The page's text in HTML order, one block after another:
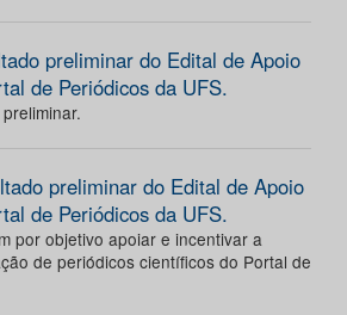
preliminar do Edital de Apoio
de Periódicos da UFS.
preliminar do Edital de Apoio
de Periódicos da UFS.
por objetivo apoiar e incentivar a
de periódicos científicos do Portal de